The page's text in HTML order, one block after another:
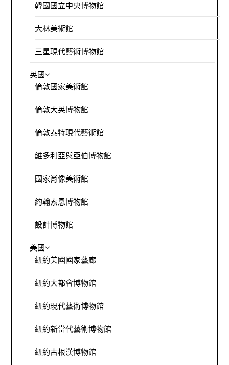
韓國國立中央博物館
大林美術館
三星現代藝術博物館
英國
倫敦國家美術館
倫敦大英博物館
倫敦泰特現代藝術館
維多利亞與亞伯博物館
國家肖像美術館
約翰索恩博物館
設計博物館
美國
紐約美國國家藝廊
紐約大都會博物館
紐約現代藝術博物館
紐約新當代藝術博物館
紐約古根漢博物館